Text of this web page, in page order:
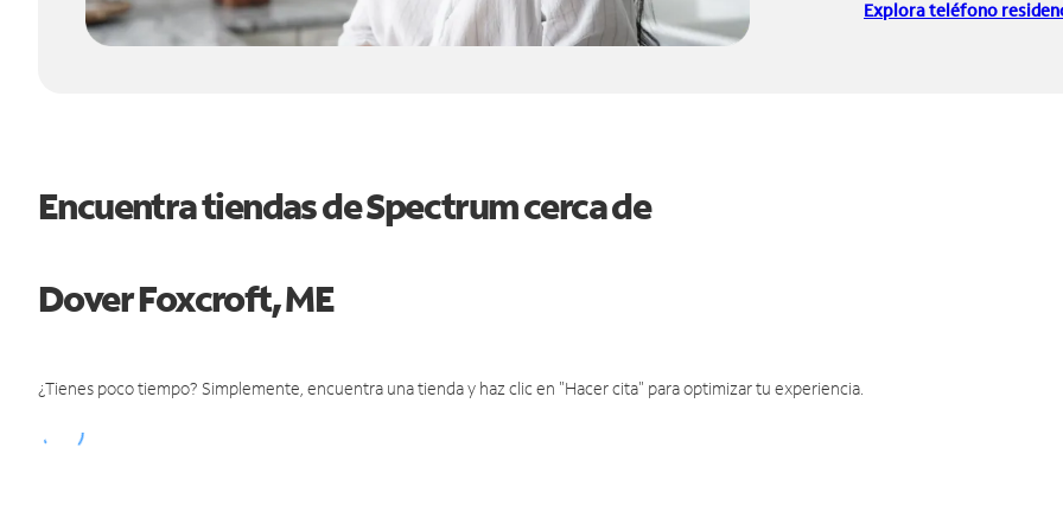
Explora teléfono
Encuentra tiendas de Spectrum cerca de
Dover Foxcroft, ME
¿Tienes poco tiempo? Simplemente, encuentra una tienda y haz clic en "Hacer cita" para optimizar tu experiencia.